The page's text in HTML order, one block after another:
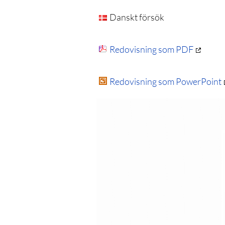
Danskt försök
Redovisning som PDF
Redovisning som PowerPoint